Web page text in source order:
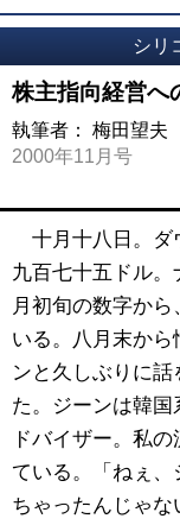
シリ
株主指向経営へ
執筆者： 梅田望夫
2000年11月号
十月十八日。ダ
九百七十五ドル
月初旬の数字か
いる。八月末か
ンと久しぶりに
た。ジーンは韓
ドバイザー。私
ている。「ねぇ
ちゃったんじゃ